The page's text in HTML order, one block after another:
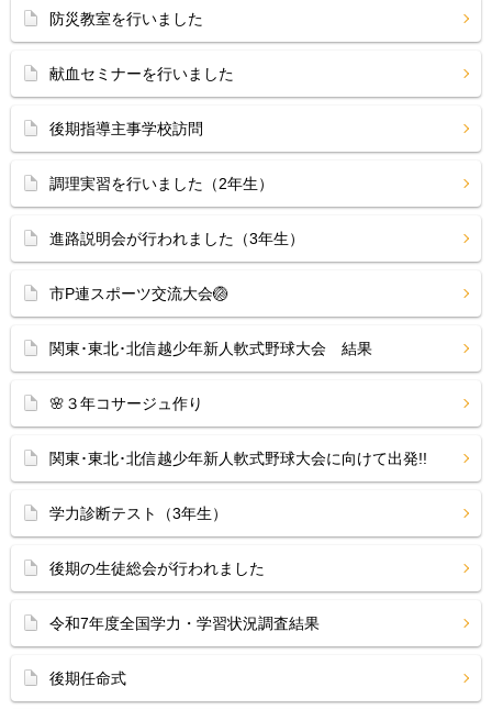
防災教室を行いました
献血セミナーを行いました
後期指導主事学校訪問
調理実習を行いました（2年生）
進路説明会が行われました（3年生）
市P連スポーツ交流大会🏐
関東･東北･北信越少年新人軟式野球大会 結果
🌸３年コサージュ作り
関東･東北･北信越少年新人軟式野球大会に向けて出発!!
学力診断テスト（3年生）
後期の生徒総会が行われました
令和7年度全国学力・学習状況調査結果
後期任命式